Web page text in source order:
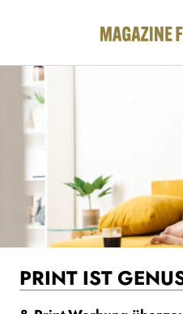
PRINT IST